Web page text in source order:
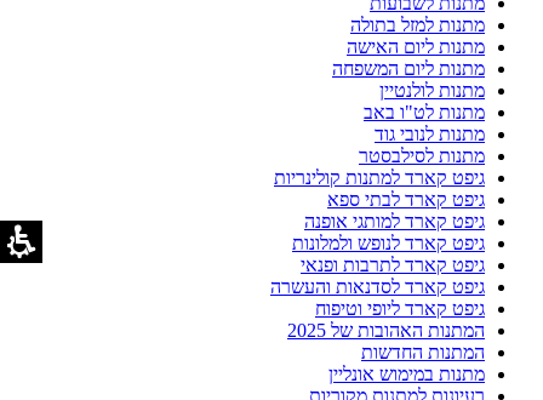
מתנות למזל בתולה
מתנות ליום האישה
מתנות ליום המשפחה
מתנות לולנטיין
מתנות לט"ו באב
מתנות לנובי גוד
מתנות לסילבסטר
גיפט קארד למתנות קולינריות
גיפט קארד לבתי ספא
גיפט קארד למותגי אופנה
גיפט קארד לנופש ולמלונות
גיפט קארד לתרבות ופנאי
גיפט קארד לסדנאות והעשרה
גיפט קארד ליופי וטיפוח
המתנות האהובות של 2025
המתנות החדשות
מתנות במימוש אונליין
רעיונות למתנות מקוריות